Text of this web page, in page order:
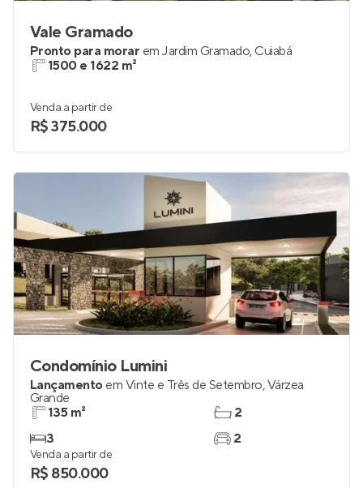
Vale Gramado
Pronto para morar em Jardim Gramado, Cuiabá
1500 e 1622 m²
Venda a partir de
R$ 375.000
Condomínio Lumini
Lançamento em Vinte e Três de Setembro,Várzea
Grande
135 m²
3
2
2
Venda a partir de
R$ 850.000